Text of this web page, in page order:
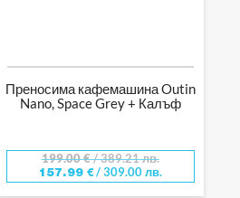
Преносима кафемашина Outin
Nano, Space Grey + Калъф
199.00€/ 389.21 лв.
157.99€/ 309.00 лв.